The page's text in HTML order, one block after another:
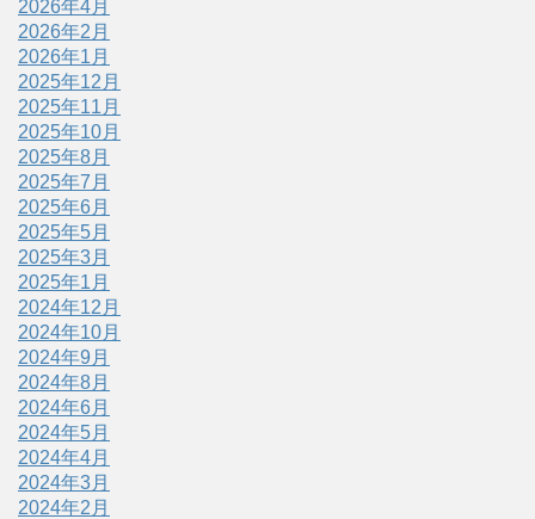
2026年4月
2026年2月
2026年1月
2025年12月
2025年11月
2025年10月
2025年8月
2025年7月
2025年6月
2025年5月
2025年3月
2025年1月
2024年12月
2024年10月
2024年9月
2024年8月
2024年6月
2024年5月
2024年4月
2024年3月
2024年2月